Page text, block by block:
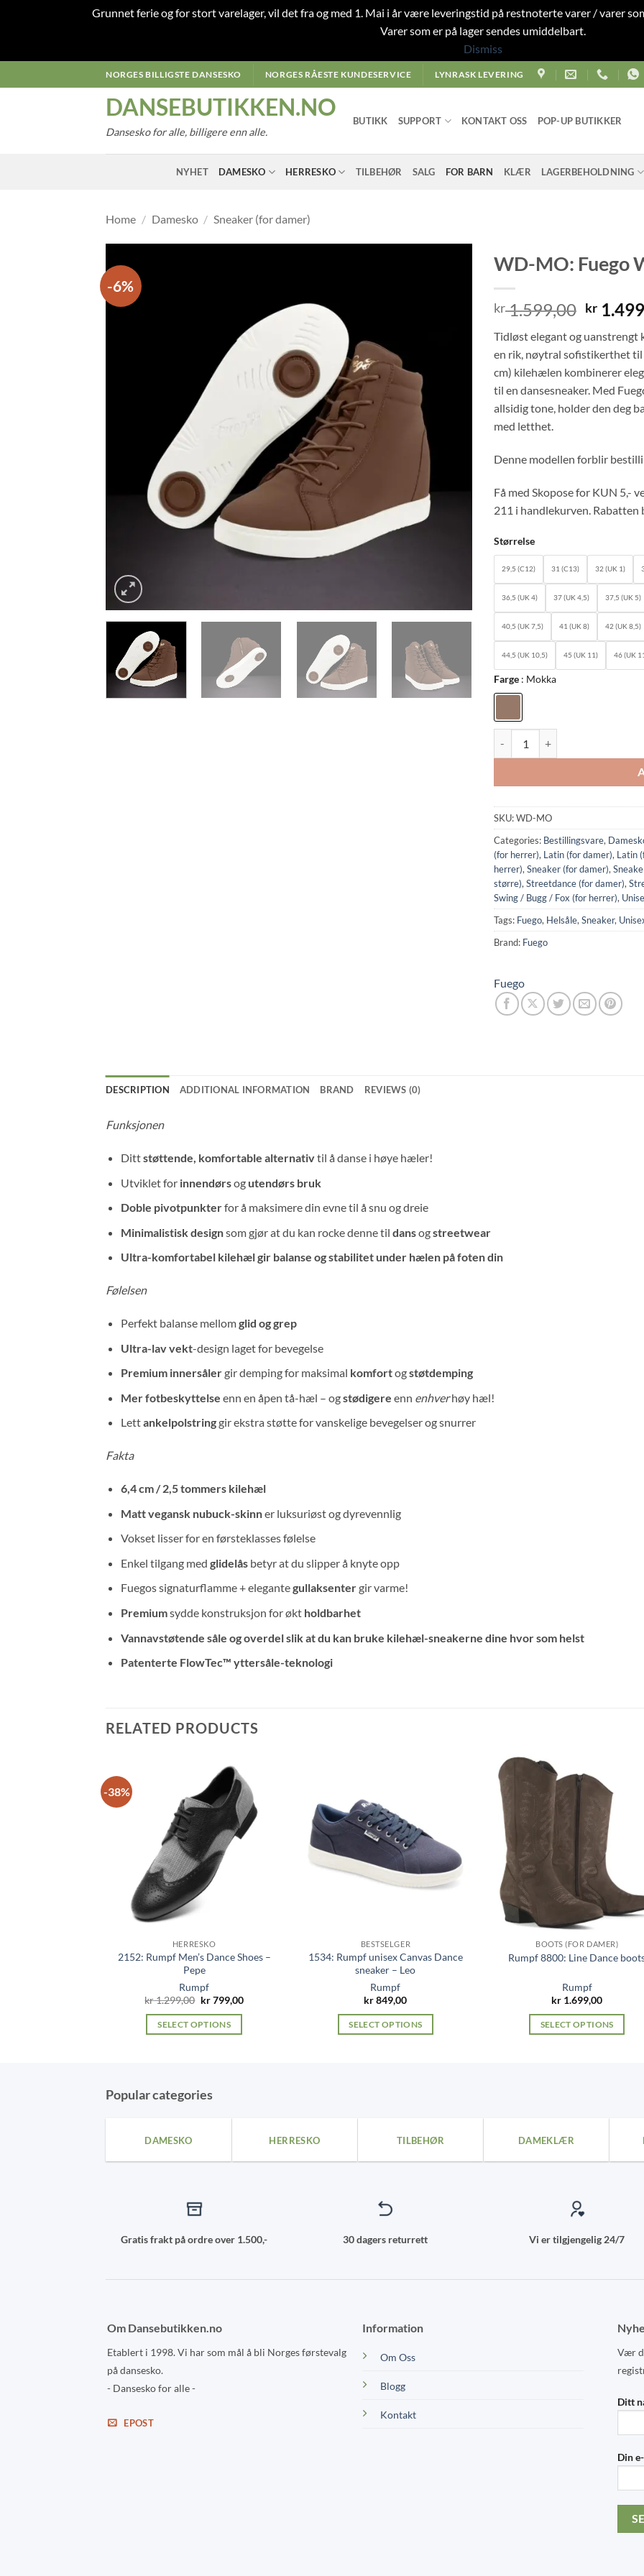
Grunnet ferie og for stort varelager, vil det fra og med 1. Mai i år være leveringstid på restnoterte varer / varer
Varer som er på lager sendes umiddelbart.
Dismiss
to
NORGES BILLIGSTE DANSESKO NORGES RÅESTE KUNDESERVICE LYNRASK LEVERING
DANSEBUTIKKEN.NO
Dansesko for alle, billigere enn alle.
BUTIKK SUPPORT KONTAKT OSS POP-UP BUTIKKER
NYHET DAMESKO HERRESKO TILBEHØR SALG FOR BARN KLÆR LAGERBEHOLDNING
Home / Damesko / Sneaker (for damer)
-6%
WD-MO: Fuego
kr1.599,00
was:
kr
kr
Tidløst elegant og uanstrengt
en rik, nøytral sofistikerthet
cm) kilehælen kombinerer
til en dansesneaker. Med
allsidig tone, holder den deg
med letthet.
Denne modellen forblir
Få med Skopose for KUN 5,-
211 i handlekurven.
Størrelse
29,5 (C12) 31 (C13) 32 (UK 1)
36,5 (UK 4) 37 (UK 4,5) 37,5 (UK 5)
40,5 (UK 7,5) 41 (UK 8) 42 (UK 8,5)
44,5 (UK 10,5) 45 (UK 11) 46 (UK
Farge Mokka
SKU:WD-MO
Categories: Bestillingsvare,
(for herrer), Latin (for damer), Latin
herrer),Sneaker (for damer),
større),Streetdance (for damer),
Swing / Bugg / Fox (for herrer),
Tags: Fuego, Helsåle,Sneaker,
Brand: Fuego
Fuego
DESCRIPTION ADDITIONAL INFORMATION BRAND REVIEWS (0)
Funksjonen
Dittstøttende, komfortable alternativtil å danse i høye hæler!
Utviklet for innendørsogutendørs bruk
Doble pivotpunkterfor å maksimere din evne til å snu og dreie
Minimalistisk designsom gjør at du kan rocke denne til dansogstreetwear
Ultra-komfortabel kilehæl gir balanse og stabilitet under hælen på foten din
Følelsen
Perfekt balanse mellomglid og grep
Ultra-lav vekt-design laget for bevegelse
Premium innersålergir demping for maksimal komfortogstøtdemping
Mer fotbeskyttelse enn en åpen tå-hæl – ogstødigere enn enhverhøy hæl!
Lettankelpolstringgir ekstra støtte for vanskelige bevegelser og snurrer
Fakta
6,4 cm / 2,5 tommers kilehæl
Matt vegansk nubuck-skinner luksuriøst og dyrevennlig
Vokset lisser for en førsteklasses følelse
Enkel tilgang med glidelåsbetyr at du slipper å knyte opp
Fuegos signaturflamme + elegantegullaksentergir varme!
Premiumsydde konstruksjon for øktholdbarhet
Vannavstøtende såle og overdel slik at du kan bruke kilehæl-sneakerne dine hvor som helst
Patenterte FlowTec™ yttersåle-teknologi
RELATED PRODUCTS
-38%
HERRESKO
2152: Rumpf Men’s Dance Shoes –
Pepe
Rumpf
kr1.299,00 Original
was:
kr 1.299,00.
kr799,00Current
SELECT OPTIONS
multiple
on
product
BESTSELGER
1534: Rumpf unisex Canvas Dance
sneaker – Leo
Rumpf
kr849,00
SELECT OPTIONS
options
on
product
BOOTS (FOR DAMER)
Rumpf 8800: Line Dance
Rumpf
kr 1.699,00
SELECT OPTIONS
on
product
Popular categories
DAMESKO HERRESKO TILBEHØR DAMEKLÆR
Gratis frakt på ordre over 1.500,- 30 dagers returrett Vi er tilgjengelig 24/7
Om Dansebutikken.no
Etablert i 1998. Vi har som mål å bli Norges førstevalg
på dansesko.
- Dansesko for alle -
EPOST
Information
Om Oss
Blogg
Kontakt
Vær
Ditt
Din